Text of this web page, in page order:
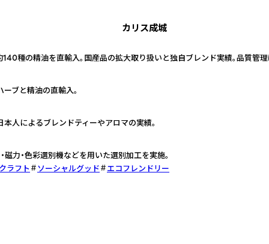
カリス成城
種の精油を直輸入。国産品の拡大取り扱いと独自ブレンド実績。品質管
ブと精油の直輸入。
人によるブレンドティーやアロマの実績。
力・色彩選別機などを用いた選別加工を実施。
ラフト
ソーシャルグッド エコフレンドリー